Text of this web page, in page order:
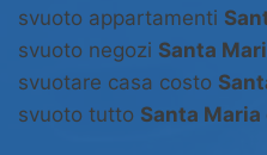
svuoto appartamenti
svuoto negozi Santa
svuotare casa costo
svuoto tutto Santa